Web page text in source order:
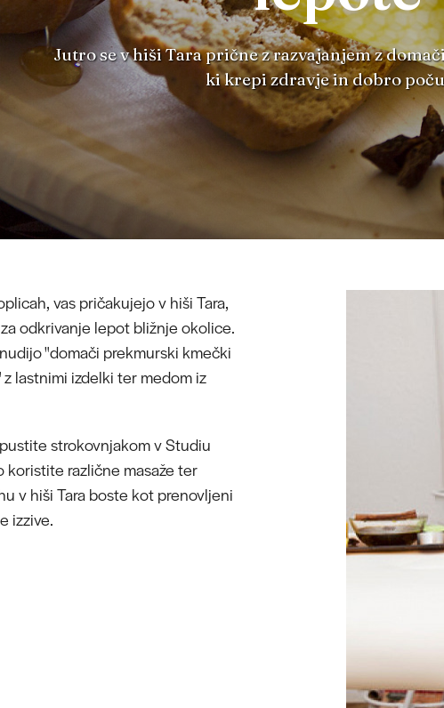
Jutro se v hiši Tara prične z razvajanjem z
ki krepi zdravje in dobro
vas pričakujejo v hiši Tara,
odkrivanje lepot bližnje okolice.
"domači prekmurski kmečki
lastnimi izdelki ter medom iz
strokovnjakom v Studiu
koristite različne masaže ter
v hiši Tara boste kot prenovljeni
izzive.